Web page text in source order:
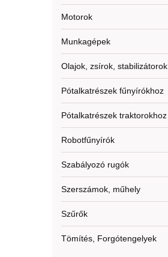
Motorok
Munkagépek
Olajok, zsírok, stabilizátorok
Pótalkatrészek fűnyírókhoz
Pótalkatrészek traktorokhoz
Robotfűnyírók
Szabályozó rugók
Szerszámok, műhely
Szűrők
Tömítés, Forgótengelyek